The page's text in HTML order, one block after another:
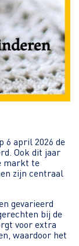
6 april 2026 de
Ook dit jaar
markt te
zijn centraal
gevarieerd
bij de
voor extra
waardoor het